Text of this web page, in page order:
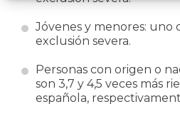
Jóvenes y menores: uno
exclusión severa.
Personas con origen o
son 3,7 y 4,5 veces más
española,